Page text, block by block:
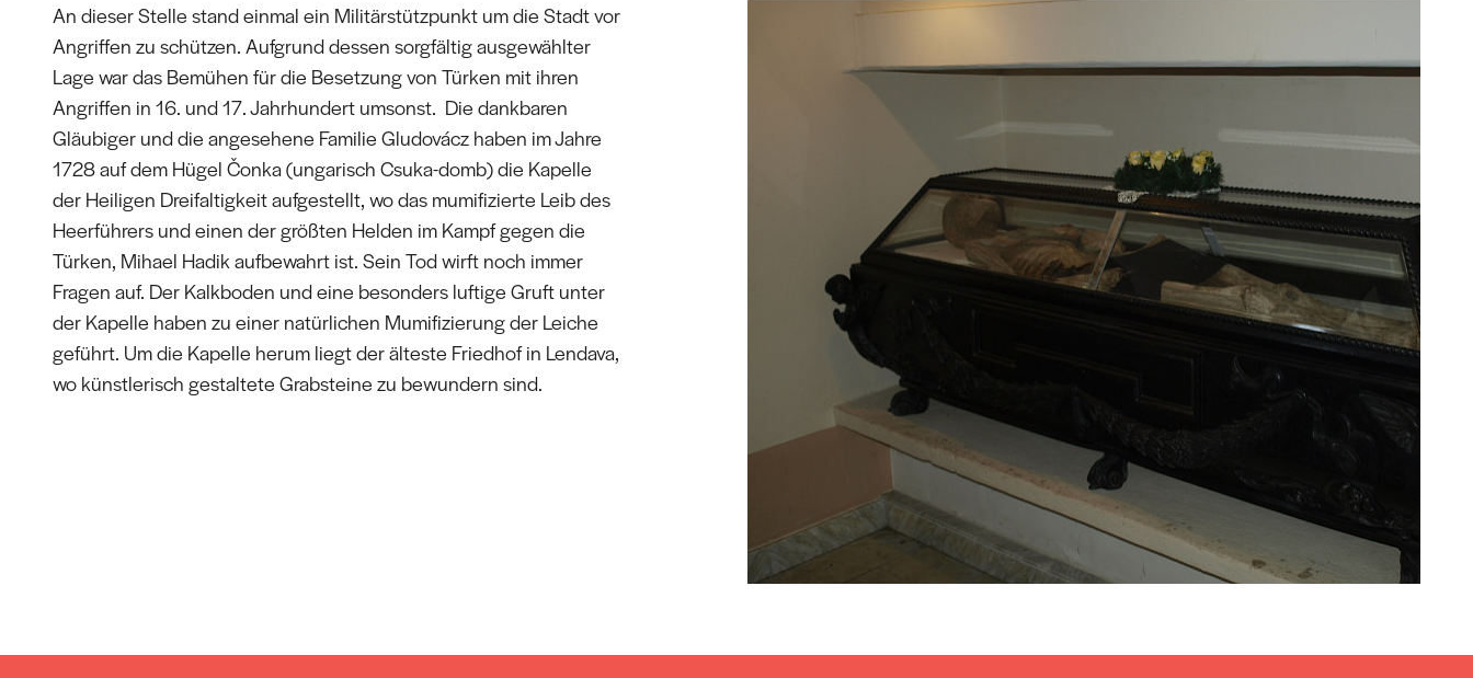
An dieser Stelle stand einmal ein Militärstützpunkt um die Stadt vor
Angriffen zu schützen. Aufgrund dessen sorgfältig ausgewählter
Lage war das Bemühen für die Besetzung von Türken mit ihren
Angriffen in 16. und 17. Jahrhundert umsonst. Die dankbaren
Gläubiger und die angesehene Familie Gludovácz haben im Jahre
1728 auf dem Hügel Čonka (ungarisch Csuka-domb) die Kapelle
der Heiligen Dreifaltigkeit aufgestellt, wo das mumifizierte Leib des
Heerführers und einen der größten Helden im Kampf gegen die
Türken, Mihael Hadik aufbewahrt ist. Sein Tod wirft noch immer
Fragen auf. Der Kalkboden und eine besonders luftige Gruft unter
der Kapelle haben zu einer natürlichen Mumifizierung der Leiche
geführt. Um die Kapelle herum liegt der älteste Friedhof in Lendava,
wo künstlerisch gestaltete Grabsteine zu bewundern sind.